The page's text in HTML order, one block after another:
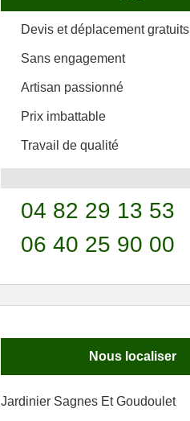
Devis et déplacement gratuits
Sans engagement
Artisan passionné
Prix imbattable
Travail de qualité
04 82 29 13 53
06 40 25 90 00
Nous localiser
Jardinier Sagnes Et Goudoulet